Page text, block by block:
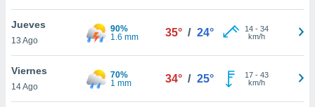
Jueves
13 Ago
90%
1.6 mm
35° / 24° 14- 34
km/h
Viernes
14 Ago
70%
1 mm
34° / 25° 17- 43
km/h